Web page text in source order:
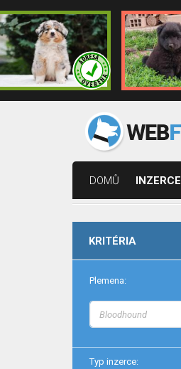
DOMŮ INZERCE
KRITÉRIA
Plemena:
Bloodhound
Typ inzerce: